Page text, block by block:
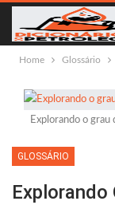
Home Glossário
Explorando o grau
GLOSSÁRIO
Explorando